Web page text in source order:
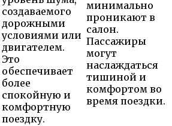
создаваемого
дорожными
условиями или
двигателем.
Это
обеспечивает
более
спокойную и
комфортную
поездку.
минимально
проникают в
салон.
Пассажиры
могут
наслаждаться
тишиной и
комфортом во
время поездки.